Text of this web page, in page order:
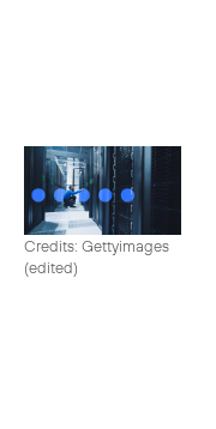
Credits: Gettyimages
(edited)